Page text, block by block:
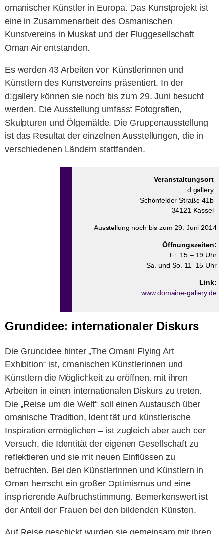
omanischer Künstler in Europa. Das Kunstprojekt ist
eine in Zusammenarbeit des Osmanischen
Kunstvereins in Muskat und der Fluggesellschaft
Oman Air entstanden.
Es werden 43 Arbeiten von Künstlerinnen und
Künstlern des Kunstvereins präsentiert. In der
d:gallery können sie noch bis zum 29. Juni besucht
werden. Die Ausstellung umfasst Fotografien,
Skulpturen und Ölgemälde. Die Gruppenausstellung
ist das Resultat der einzelnen Ausstellungen, die in
verschiedenen Ländern stattfanden.
Veranstaltungsort
d:gallery
Schönfelder Straße 41b
34121 Kassel
Ausstellung noch bis zum 29. Juni 2014
Öffnungszeiten:
Fr. 15 – 19 Uhr
Sa. und So. 11–15 Uhr
Link:
www.domaine-gallery.de
Grundidee: internationaler Diskurs
Die Grundidee hinter „The Omani Flying Art
Exhibition“ ist, omanischen Künstlerinnen und
Künstlern die Möglichkeit zu eröffnen, mit ihren
Arbeiten in einen internationalen Diskurs zu treten.
Die „Reise um die Welt“ soll einen Austausch über
omanische Tradition, Identität und künstlerische
Inspiration ermöglichen – ist zugleich aber auch der
Versuch, die Identität der eigenen Gesellschaft zu
reflektieren und sie mit neuen Einflüssen zu
befruchten. Bei den Künstlerinnen und Künstlern in
Oman herrscht ein großer Optimismus und eine
inspirierende Aufbruchstimmung. Bemerkenswert ist
der Anteil der Frauen bei den bildenden Künsten.
Auf Reise geschickt wurden sie gemeinsam mit ihren